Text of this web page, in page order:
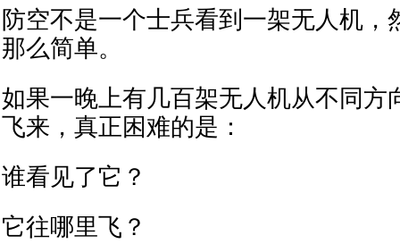
防空不是一个士兵看到一架无人机，
那么简单。
如果一晚上有几百架无人机从不同方
飞来，真正困难的是：
谁看见了它？
它往哪里飞？